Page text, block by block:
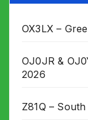
OX3LX –
OJ0JR &
2026
Z81Q –